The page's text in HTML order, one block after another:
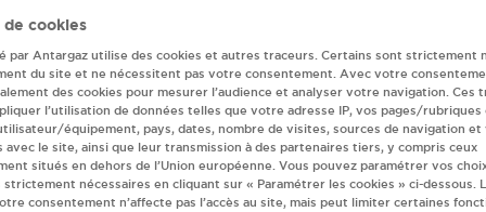
Antargaz à
GPL CARBURANT AUCHAN
DEPARTEMENTAL 110 BP 15-25 -
PORTE DE NORMANDIE
RUE
de cookies
par Antargaz utilise des cookies et autres traceurs. Certains sont strictement
du site et ne nécessitent pas votre consentement. Avec votre
des cookies pour mesurer l’audience et analyser votre navigation. Ces
l’utilisation de données telles que votre adresse IP, vos pages/rubriques
équipement, pays, dates, nombre de visites, sources de navigation et
avec le site, ainsi que leur transmission à des partenaires tiers, y compris ceux
situés en dehors de l’Union européenne. Vous pouvez paramétrer vos
strictement nécessaires en cliquant sur « Paramétrer les cookies » ci-dessous.
consentement n’affecte pas l’accès au site, mais peut limiter certaines